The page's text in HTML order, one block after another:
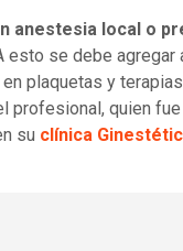
anestesia local o
esto se debe agregar
plaquetas y
profesional, quien
su clínica